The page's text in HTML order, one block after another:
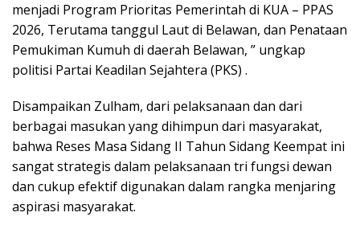
menjadi Program Prioritas Pemerintah di KUA – PPAS
2026, Terutama tanggul Laut di Belawan, dan Penataan
Pemukiman Kumuh di daerah Belawan, ” ungkap
politisi Partai Keadilan Sejahtera (PKS) .
Disampaikan Zulham, dari pelaksanaan dan dari
berbagai masukan yang dihimpun dari masyarakat,
bahwa Reses Masa Sidang II Tahun Sidang Keempat ini
sangat strategis dalam pelaksanaan tri fungsi dewan
dan cukup efektif digunakan dalam rangka menjaring
aspirasi masyarakat.